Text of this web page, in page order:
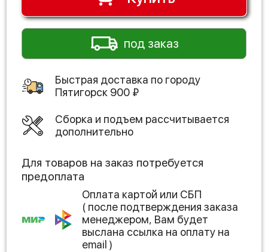
под заказ
Быстрая доставка по городу
Пятигорск 900 ₽
Сборка и подъем рассчитывается
дополнительно
Для товаров на заказ потребуется
предоплата
Оплата картой или СБП
( после подтверждения заказа
менеджером, Вам будет
выслана ссылка на оплату на
email )